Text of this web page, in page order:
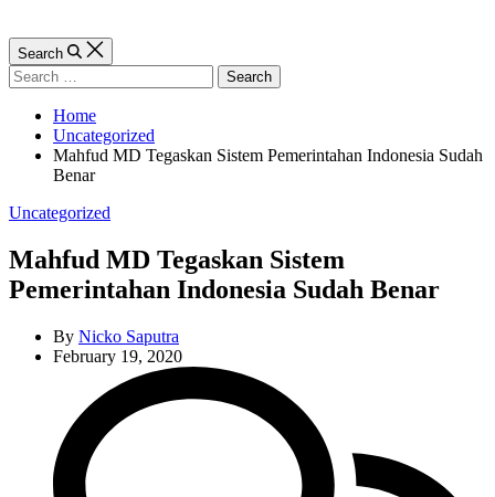
Search
Search
for:
Home
Uncategorized
Mahfud MD Tegaskan Sistem Pemerintahan Indonesia Sudah
Benar
Categories
Uncategorized
Mahfud MD Tegaskan Sistem
Pemerintahan Indonesia Sudah Benar
By Nicko Saputra
February 19, 2020